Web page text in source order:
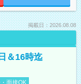
掲載日：2026.08.08
＆16時迄
面接OK